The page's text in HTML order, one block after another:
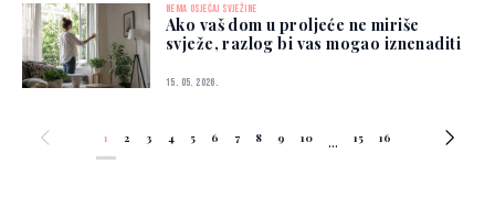
NEMA OSJEĆAJ SVJEŽINE
Ako vaš dom u proljeće ne miriše
svježe, razlog bi vas mogao iznenaditi
15. 05. 2026.
1 2 3 4 5 6 7 8 9 10 ... 15 16